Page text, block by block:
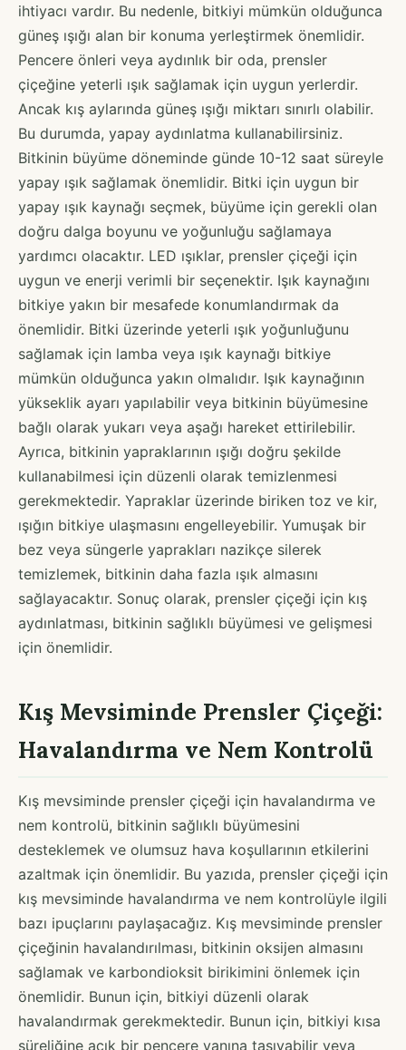
ihtiyacı vardır. Bu nedenle, bitkiyi mümkün olduğunca
güneş ışığı alan bir konuma yerleştirmek önemlidir.
Pencere önleri veya aydınlık bir oda, prensler
çiçeğine yeterli ışık sağlamak için uygun yerlerdir.
Ancak kış aylarında güneş ışığı miktarı sınırlı olabilir.
Bu durumda, yapay aydınlatma kullanabilirsiniz.
Bitkinin büyüme döneminde günde 10-12 saat süreyle
yapay ışık sağlamak önemlidir. Bitki için uygun bir
yapay ışık kaynağı seçmek, büyüme için gerekli olan
doğru dalga boyunu ve yoğunluğu sağlamaya
yardımcı olacaktır. LED ışıklar, prensler çiçeği için
uygun ve enerji verimli bir seçenektir. Işık kaynağını
bitkiye yakın bir mesafede konumlandırmak da
önemlidir. Bitki üzerinde yeterli ışık yoğunluğunu
sağlamak için lamba veya ışık kaynağı bitkiye
mümkün olduğunca yakın olmalıdır. Işık kaynağının
yükseklik ayarı yapılabilir veya bitkinin büyümesine
bağlı olarak yukarı veya aşağı hareket ettirilebilir.
Ayrıca, bitkinin yapraklarının ışığı doğru şekilde
kullanabilmesi için düzenli olarak temizlenmesi
gerekmektedir. Yapraklar üzerinde biriken toz ve kir,
ışığın bitkiye ulaşmasını engelleyebilir. Yumuşak bir
bez veya süngerle yaprakları nazikçe silerek
temizlemek, bitkinin daha fazla ışık almasını
sağlayacaktır. Sonuç olarak, prensler çiçeği için kış
aydınlatması, bitkinin sağlıklı büyümesi ve gelişmesi
için önemlidir.
Kış Mevsiminde Prensler Çiçeği:
Havalandırma ve Nem Kontrolü
Kış mevsiminde prensler çiçeği için havalandırma ve
nem kontrolü, bitkinin sağlıklı büyümesini
desteklemek ve olumsuz hava koşullarının etkilerini
azaltmak için önemlidir. Bu yazıda, prensler çiçeği için
kış mevsiminde havalandırma ve nem kontrolüyle ilgili
bazı ipuçlarını paylaşacağız. Kış mevsiminde prensler
çiçeğinin havalandırılması, bitkinin oksijen almasını
sağlamak ve karbondioksit birikimini önlemek için
önemlidir. Bunun için, bitkiyi düzenli olarak
havalandırmak gerekmektedir. Bunun için, bitkiyi kısa
süreliğine açık bir pencere yanına taşıyabilir veya